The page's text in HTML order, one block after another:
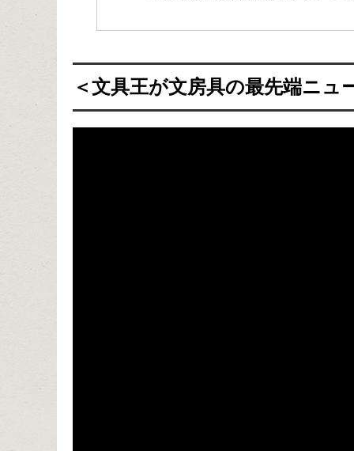
＜文具王が文房具の最先端ニュ